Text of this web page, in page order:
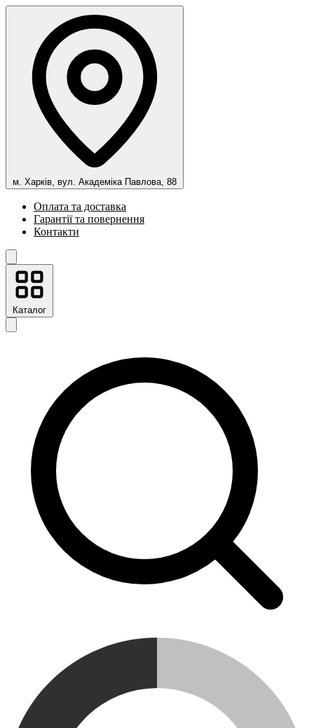
м. Харків, вул. Академіка Павлова, 88
Оплата та доставка
Гарантії та повернення
Контакти
Каталог